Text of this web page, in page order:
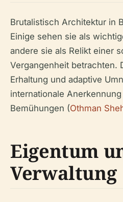
Brutalistisch Architektur in
Einige sehen sie als
andere sie als Relikt einer
Vergangenheit betrachten.
Erhaltung und adaptive
internationale
Bemühungen (Othman
Eigentum
Verwaltung